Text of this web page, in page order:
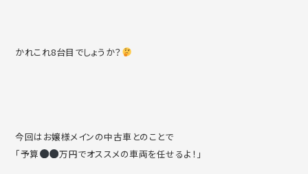
かれこれ8台目でしょうか？
今回はお嬢様メインの中古車とのことで
「予算
万円でオススメの車両を任せるよ！」